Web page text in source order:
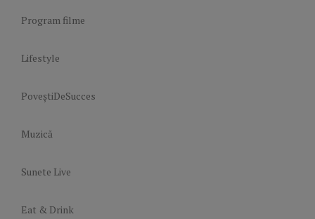
Program filme
Lifestyle
PoveștiDeSucces
Muzică
Sunete Live
Eat & Drink